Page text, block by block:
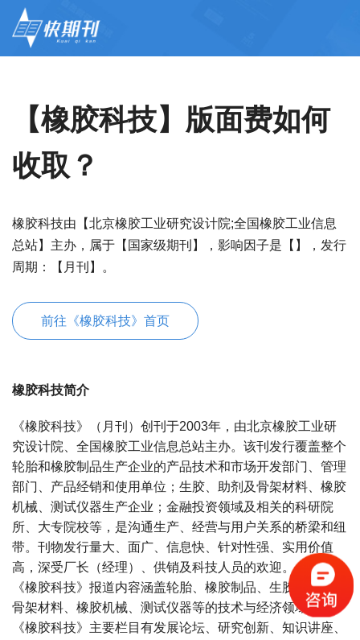
【橡胶科技】版面费如何
收取？
橡胶科技由【北京橡胶工业研究设计院;全国橡胶工业信息
总站】主办，属于【国家级期刊】，影响因子是【】，发行
周期：【月刊】。
前往《橡胶科技》首页
橡胶科技简介
《橡胶科技》（月刊）创刊于2003年，由北京橡胶工业研
究设计院、全国橡胶工业信息总站主办。该刊发行覆盖整个
轮胎和橡胶制品生产企业的产品技术和市场开发部门、管理
部门、产品经销和使用单位；生胶、助剂及骨架材料、橡胶
机械、测试仪器生产企业；金融投资领域及相关的科研院
所、大专院校等，是沟通生产、经营与用户关系的桥梁和纽
带。刊物发行量大、面广、信息快、针对性强、实用价值
高，深受厂长（经理）、供销及科技人员的欢迎。
《橡胶科技》报道内容涵盖轮胎、橡胶制品、生胶、助剂、
骨架材料、橡胶机械、测试仪器等的技术与经济领域。
《橡胶科技》主要栏目有发展论坛、研究创新、知识讲座、